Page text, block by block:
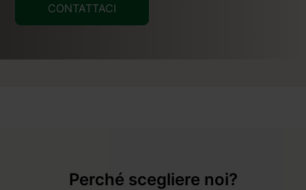
CONTATTACI
Perché scegliere noi?